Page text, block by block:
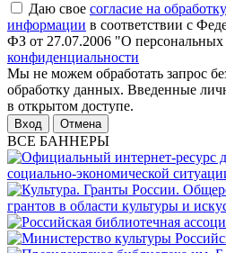
Даю свое согласие на
информации в соответствии с
ФЗ от 27.07.2006 "О
конфиденциальности
Мы не можем обработать запрос
обработку данных. Введенные
в открытом доступе.
Отмена
ВСЕ БАННЕРЫ